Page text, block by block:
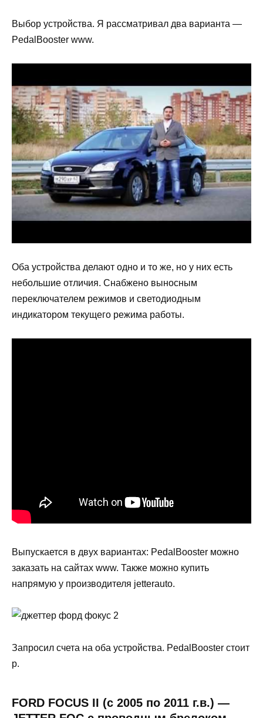
Выбор устройства. Я рассматривал два варианта —
PedalBooster www.
Оба устройства делают одно и то же, но у них есть
небольшие отличия. Снабжено выносным
переключателем режимов и светодиодным
индикатором текущего режима работы.
Выпускается в двух вариантах: PedalBooster можно
заказать на сайтах www. Также можно купить
напрямую у производителя jetterauto.
Запросил счета на оба устройства. PedalBooster стоит
р.
FORD FOCUS II (с 2005 по 2011 г.в.) —